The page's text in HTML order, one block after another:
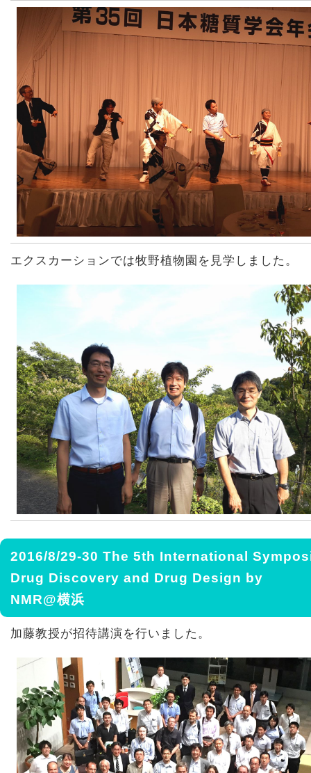
エクスカーションでは牧野植物園を見学しました。
2016/8/29-30 The 5th International
Drug Discovery and Drug Design by
NMR@横浜
加藤教授が招待講演を行いました。